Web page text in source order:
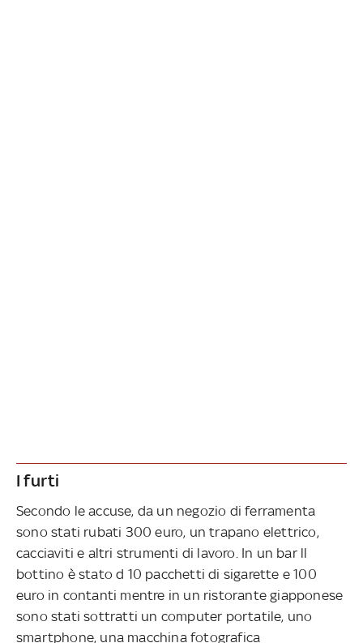
I furti
Secondo le accuse, da un negozio di ferramenta
sono stati rubati 300 euro, un trapano elettrico,
cacciaviti e altri strumenti di lavoro. In un bar ll
bottino è stato d 10 pacchetti di sigarette e 100
euro in contanti mentre in un ristorante giapponese
sono stati sottratti un computer portatile, uno
smartphone, una macchina fotografica